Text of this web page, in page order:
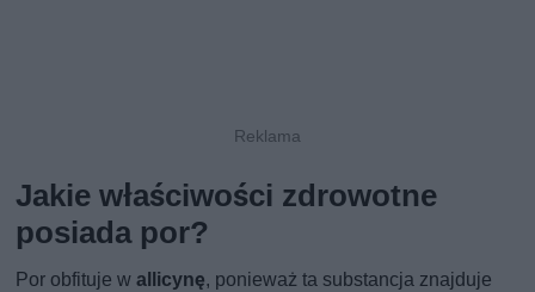
Jakie właściwości zdrowotne
posiada por?
Por obfituje wallicynę, ponieważ ta substancja znajduje